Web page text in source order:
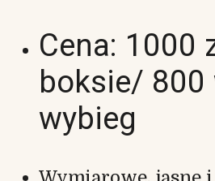
Cena: 1000
boksie/ 800
wybieg